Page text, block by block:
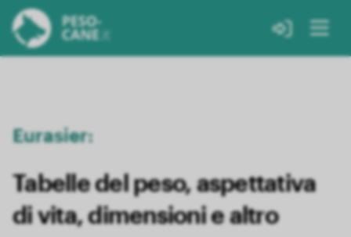
Eurasier:
Tabelle del peso, aspettativa
di vita, dimensioni e altro